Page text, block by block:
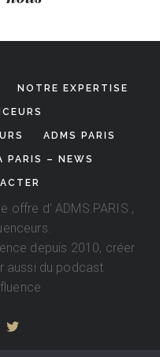
NOTRE EXPERTISE
ADMS PARIS
PARIS – NEWS
offre d’ADMS.PARIS ,
depuis 2010, créer
aussi du podcast